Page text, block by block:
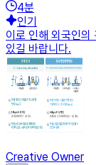
4분
인기
이로 인해 외국인의
있길 바랍니다.
Creative Owner